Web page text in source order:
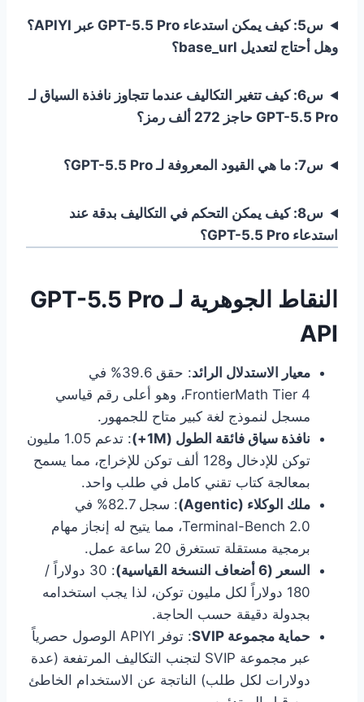
س5: كيف يمكن استدعاء GPT-5.5 Pro عبر APIYI؟
وهل أحتاج لتعديل base_url؟
س6: كيف تتغير التكاليف عندما تتجاوز نافذة السياق لـ
GPT-5.5 Pro حاجز 272 ألف رمز؟
س7: ما هي القيود المعروفة لـ GPT-5.5 Pro؟
س8: كيف يمكن التحكم في التكاليف بدقة عند
استدعاء GPT-5.5 Pro؟
النقاط الجوهرية لـ GPT-5.5 Pro
API
معيار الاستدلال الرائد
: حقق 39.6% في
FrontierMath Tier 4، وهو أعلى رقم قياسي
مسجل لنموذج لغة كبير متاح للجمهور.
نافذة سياق فائقة الطول (1M+)
: تدعم 1.05 مليون
توكن للإدخال و128 ألف توكن للإخراج، مما يسمح
بمعالجة كتاب تقني كامل في طلب واحد.
ملك الوكلاء (Agentic)
: سجل 82.7% في
Terminal-Bench 2.0، مما يتيح له إنجاز مهام
برمجية مستقلة تستغرق 20 ساعة عمل.
السعر (6 أضعاف النسخة القياسية)
: 30 دولاراً /
180 دولاراً لكل مليون توكن، لذا يجب استخدامه
بجدولة دقيقة حسب الحاجة.
حماية مجموعة SVIP
: توفر APIYI الوصول حصرياً
عبر مجموعة SVIP لتجنب التكاليف المرتفعة (عدة
دولارات لكل طلب) الناتجة عن الاستخدام الخاطئ